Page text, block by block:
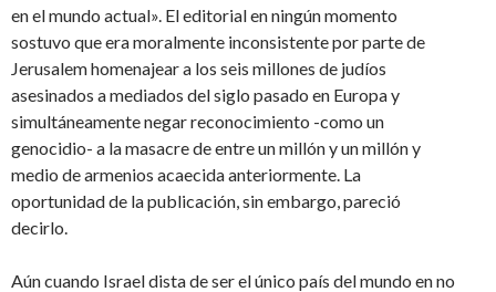
en el mundo actual». El editorial en ningún momento
sostuvo que era moralmente inconsistente por parte de
Jerusalem homenajear a los seis millones de judíos
asesinados a mediados del siglo pasado en Europa y
simultáneamente negar reconocimiento -como un
genocidio- a la masacre de entre un millón y un millón y
medio de armenios acaecida anteriormente. La
oportunidad de la publicación, sin embargo, pareció
decirlo.
Aún cuando Israel dista de ser el único país del mundo en no